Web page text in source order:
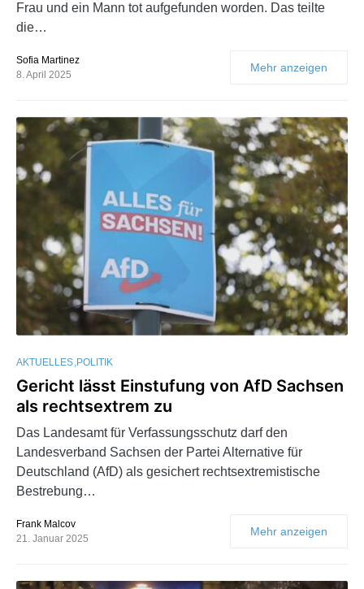
Frau und ein Mann tot aufgefunden worden. Das teilte
die…
Sofia Martinez
8. April 2025
Mehr anzeigen
AKTUELLES POLITIK
Gericht lässt Einstufung von AfD Sachsen
als rechtsextrem zu
Das Landesamt für Verfassungsschutz darf den
Landesverband Sachsen der Partei Alternative für
Deutschland (AfD) als gesichert rechtsextremistische
Bestrebung…
Frank Malcov
21. Januar 2025
Mehr anzeigen